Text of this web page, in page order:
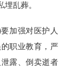
乱葬。
加强对医护人
职业教育，严
露、倒卖逝者